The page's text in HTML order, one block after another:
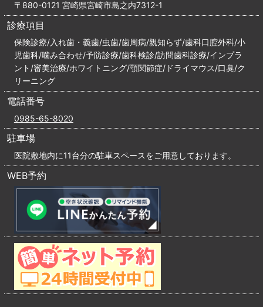
〒880-0121 宮崎県宮崎市島之内7312-1
診療項目
保険診療/入れ歯・義歯/虫歯/歯周病/親知らず/歯科口腔外科/小
児歯科/噛み合わせ/予防診療/歯科検診/訪問歯科診療/インプラ
ント/審美治療/ホワイトニング/顎関節症/ドライマウス/口臭/ク
リーニング
電話番号
0985-65-8020
駐車場
医院敷地内に11台分の駐車スペースをご用意しております。
WEB予約